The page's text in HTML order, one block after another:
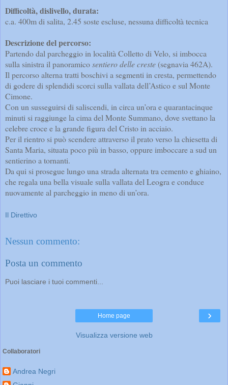
Difficoltà, dislivello, durata:
c.a. 400m di salita, 2.45 soste escluse, nessuna difficoltà tecnica
Descrizione del percorso:
Partendo dal parcheggio in località Colletto di Velo, si imbocca
sulla sinistra il panoramicosentiero delle creste(segnavia 462A).
Il percorso alterna tratti boschivi a segmenti in cresta, permettendo
di godere di splendidi scorci sulla vallata dell’Astico e sul Monte
Cimone.
Con un susseguirsi di saliscendi, in circa un’ora e quarantacinque
minuti si raggiunge la cima del Monte Summano, dove svettano la
celebre croce e la grande figura del Cristo in acciaio.
Per il rientro si può scendere attraverso il prato verso la chiesetta di
Santa Maria, situata poco più in basso, oppure imboccare a sud un
sentierino a tornanti.
Da qui si prosegue lungo una strada alternata tra cemento e ghiaino,
che regala una bella visuale sulla vallata del Leogra e conduce
nuovamente al parcheggio in meno di un’ora.
Il Direttivo
Nessun commento:
Posta un commento
Puoi lasciare i tuoi commenti...
›
Home page
Visualizza versione web
Collaboratori
Andrea Negri